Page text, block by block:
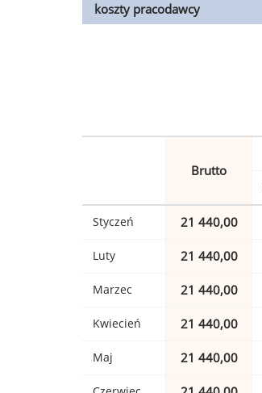
koszty pracodawcy
Brutto
Styczeń 21 440,00
Luty 21 440,00
Marzec 21 440,00
Kwiecień 21 440,00
Maj 21 440,00